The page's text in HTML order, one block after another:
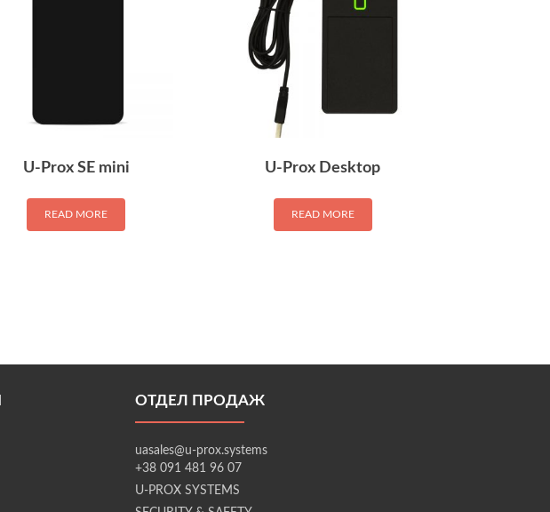
U-Prox SE mini
READ MORE
U-Prox Desktop
READ MORE
ОТДЕЛ ПРОДАЖ
uasales@u-prox.systems
+38 091 481 96 07
U-PROX SYSTEMS